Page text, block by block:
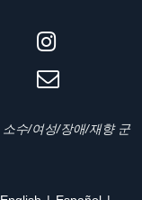
소수/여성/장애/재향 군